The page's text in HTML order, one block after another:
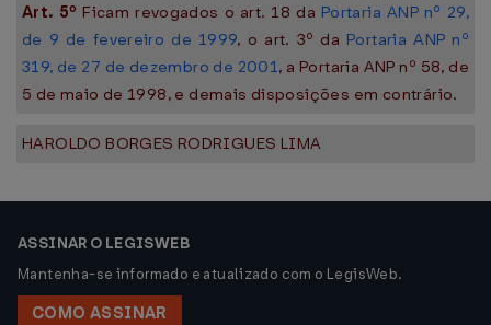
Art. 5º Ficam revogados o art. 18 da Portaria ANP nº 29,
de 9 de fevereiro de 1999, o art. 3º da Portaria ANP nº
319, de 27 de dezembro de 2001, a Portaria ANP nº 58, de
5 de maio de 1998, e demais disposições em contrário.
HAROLDO BORGES RODRIGUES LIMA
ASSINAR O LEGISWEB
Mantenha-se informado e atualizado com o LegisWeb.
COMO ASSINAR